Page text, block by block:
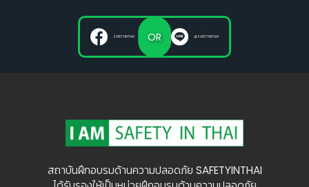
SAFETYINTHAI OR @SAFETYINTHAI
สถาบันฝึกอบรมด้านความปลอดภัย SAFETYINTHAI